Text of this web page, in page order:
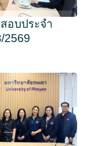
อบประจำ
2569